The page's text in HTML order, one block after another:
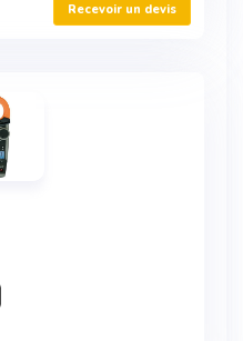
Recevoir un devis